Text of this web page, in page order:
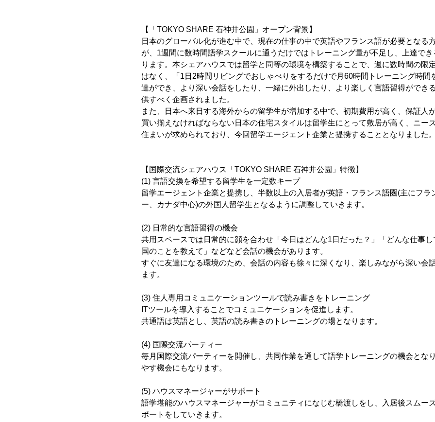
【「TOKYO SHARE 石神井公園」オープン背景】
日本のグローバル化が進む中で、現在の仕事の中で英語やフランス語が必要となる
が、1週間に数時間語学スクールに通うだけではトレーニング量が不足し、上達で
ります。本シェアハウスでは留学と同等の環境を構築することで、週に数時間の限
はなく、「1日2時間リビングでおしゃべりをするだけで月60時間トレーニング時間
達ができ、より深い会話をしたり、一緒に外出したり、より楽しく言語習得ができ
供すべく企画されました。
また、日本へ来日する海外からの留学生が増加する中で、初期費用が高く、保証人
買い揃えなければならない日本の住宅スタイルは留学生にとって敷居が高く、ニー
住まいが求められており、今回留学エージェント企業と提携することとなりました。
【国際交流シェアハウス「TOKYO SHARE 石神井公園」特徴】
(1) 言語交換を希望する留学生を一定数キープ
留学エージェント企業と提携し、半数以上の入居者が英語・フランス語圏(主にフラ
ー、カナダ中心)の外国人留学生となるように調整していきます。
(2) 日常的な言語習得の機会
共用スペースでは日常的に顔を合わせ「今日はどんな1日だった？」「どんな仕事
国のことを教えて」などなど会話の機会があります。
すぐに友達になる環境のため、会話の内容も徐々に深くなり、楽しみながら深い会
ます。
(3) 住人専用コミュニケーションツールで読み書きをトレーニング
ITツールを導入することでコミュニケーションを促進します。
共通語は英語とし、英語の読み書きのトレーニングの場となります。
(4) 国際交流パーティー
毎月国際交流パーティーを開催し、共同作業を通して語学トレーニングの機会とな
やす機会にもなります。
(5) ハウスマネージャーがサポート
語学堪能のハウスマネージャーがコミュニティになじむ橋渡しをし、入居後スムー
ポートをしていきます。